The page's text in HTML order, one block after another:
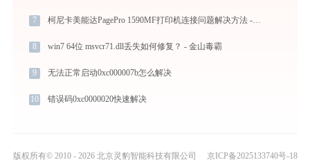
7 柯尼卡美能达PagePro 1590MF打印机连接问题解决方法 - 金山毒霸
8 win7 64位 msvcr71.dll丢失如何修复？ - 金山毒霸
9 无法正常启动0xc000007b怎么解决
10 错误码0xc0000020快速解决
版权所有© 2010 - 2026 北京灵豹智能科技有限公司 京ICP备2025133740号-18